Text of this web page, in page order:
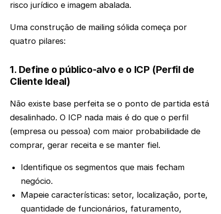
risco jurídico e imagem abalada.
Uma construção de mailing sólida começa por
quatro pilares:
1. Define o público-alvo e o ICP (Perfil de
Cliente Ideal)
Não existe base perfeita se o ponto de partida está
desalinhado. O ICP nada mais é do que o perfil
(empresa ou pessoa) com maior probabilidade de
comprar, gerar receita e se manter fiel.
Identifique os segmentos que mais fecham
negócio.
Mapeie características: setor, localização, porte,
quantidade de funcionários, faturamento,